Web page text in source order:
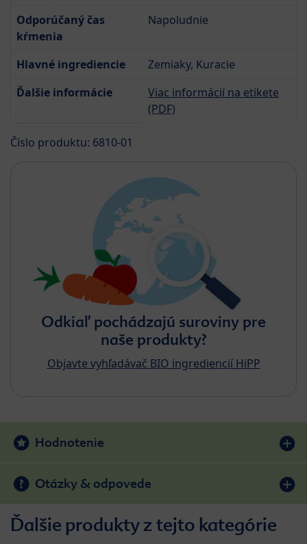
Odporúčaný čas
kŕmenia
Napoludnie
Hlavné ingrediencie
Zemiaky, Kuracie
Ďalšie informácie
Viac informácií na etikete
(PDF)
Číslo produktu: 6810-01
Odkiaľ pochádzajú suroviny pre
naše produkty?
Objavte vyhľadávač BIO ingrediencií HiPP
Hodnotenie
Otázky & odpovede
Ďalšie produkty z tejto kategórie